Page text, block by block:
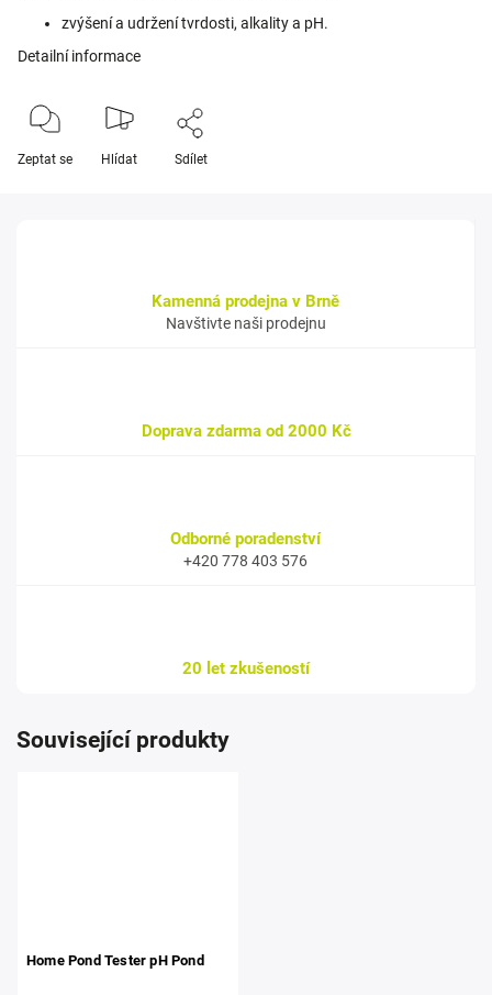
zvýšení a udržení tvrdosti, alkality a pH.
Detailní informace
Zeptat se Hlídat Sdílet
Kamenná prodejna v Brně
Navštivte naši prodejnu
Doprava zdarma od 2000 Kč
Odborné poradenství
+420 778 403 576
20 let zkušeností
Související produkty
Home Pond Tester pH Pond